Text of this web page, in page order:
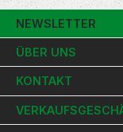
NEWSLETTER
ÜBER UNS
KONTAKT